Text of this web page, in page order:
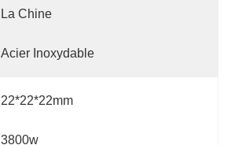
La Chine
Acier Inoxydable
22*22*22mm
3800w